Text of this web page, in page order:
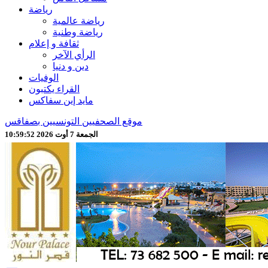
رياضة
رياضة عالمية
رياضة وطنية
ثقافة و إعلام
الرأي الآخر
دين و دنيا
الوفيات
القراء يكتبون
مايد إين سفاكس
موقع الصحفيين التونسيين بصفاقس
الجمعة 7 أوت 2026 10:59:54